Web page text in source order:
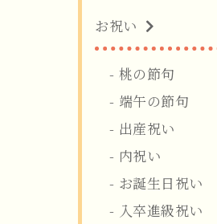
お祝い
桃の節句
端午の節句
出産祝い
内祝い
お誕生日祝い
入卒進級祝い